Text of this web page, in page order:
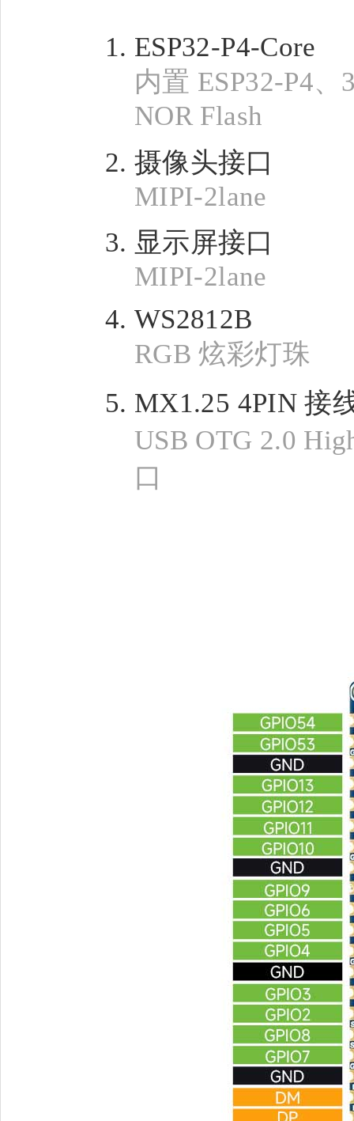
ESP32-P4-Core
内置 ESP32-P4、
NOR Flash
摄像头接口
MIPI-2lane
显示屏接口
MIPI-2lane
WS2812B
RGB 炫彩灯珠
MX1.25 4PIN 接
USB OTG 2.0
口